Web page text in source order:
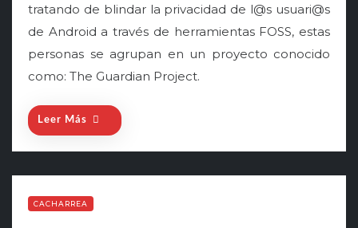
tratando de blindar la privacidad de l@s usuari@s
de Android a través de herramientas FOSS, estas
personas se agrupan en un proyecto conocido
como: The Guardian Project.
Leer Más
CACHARREA